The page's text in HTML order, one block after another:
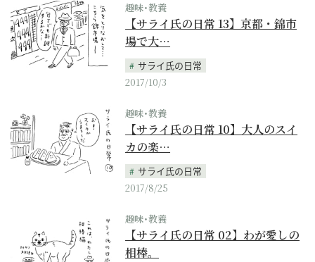
趣味･教養
【サライ氏の日常 13】京都・錦市
場で大…
サライ氏の日常
2017/10/3
趣味･教養
【サライ氏の日常 10】大人のスイ
カの楽…
サライ氏の日常
2017/8/25
趣味･教養
【サライ氏の日常 02】わが愛しの
相棒。